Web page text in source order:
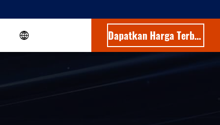
Dapatkan Harga Terbaik